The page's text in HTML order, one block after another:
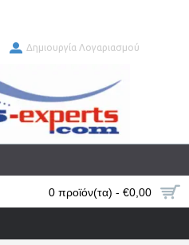
Δημιουργία Λογαριασμού
0 προϊόν(τα) - €0,00